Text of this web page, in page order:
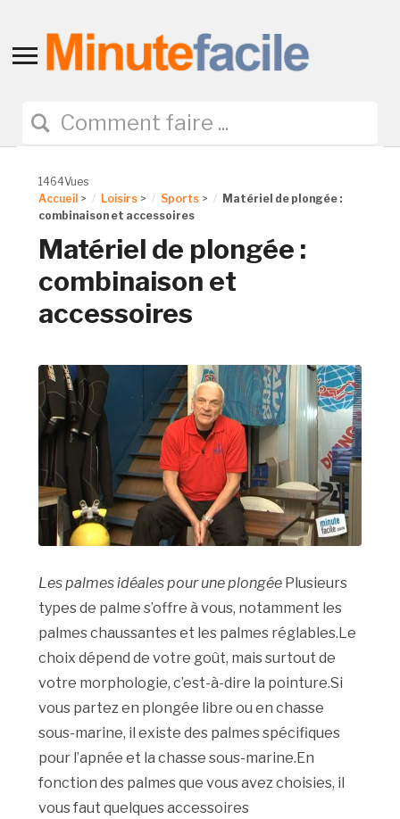
Toggle
navigation
1464Vues
Accueil > Loisirs > Sports >
Matériel de plongée :
combinaison et accessoires
Matériel de plongée :
combinaison et
accessoires
Les palmes idéales pour une plongée Plusieurs
types de palme s’offre à vous, notamment les
palmes chaussantes et les palmes réglables.Le
choix dépend de votre goût, mais surtout de
votre morphologie, c’est-à-dire la pointure.Si
vous partez en plongée libre ou en chasse
sous-marine, il existe des palmes spécifiques
pour l’apnée et la chasse sous-marine.En
fonction des palmes que vous avez choisies, il
vous faut quelques accessoires